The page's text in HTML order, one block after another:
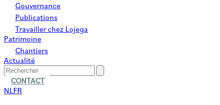
Gouvernance
Publications
Travailler chez Lojega
Patrimoine
Chantiers
Actualité
CONTACT
NLFR